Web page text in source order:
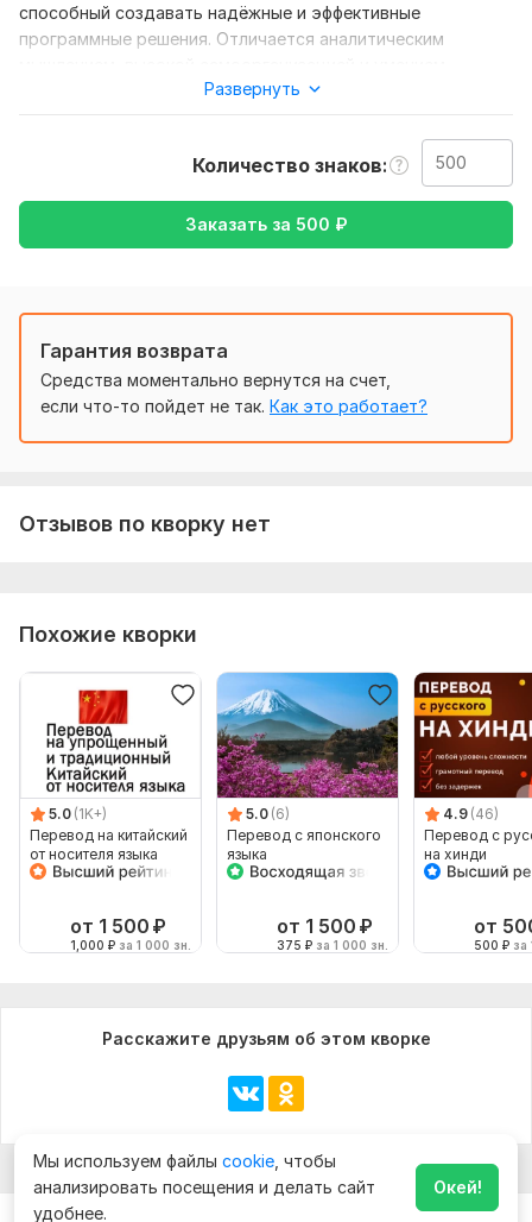
способный создавать надёжные и эффективные
программные решения. Отличается аналитическим
работать как самостоятельно, так и в команде. Быстро
пути реализации задач. Его цель — не просто писать код,
а создавать удобные, стабильные и современные
постараюсь все сделать в лучшем виде если не вам
понравилось смогу переделать под ваши требования
Другое
с Английского на Русский
Развернуть
Количество знаков
Заказать за 500 ₽
Гарантия возврата
Средства моментально вернутся на счет,
если что-то пойдет не так. Как это работает?
Отзывов по кворку нет
Похожие кворки
5.0 (1K+)
Перевод на китайский
от носителя языка
от 1 500 ₽
1,000 ₽ за 1 000 зн.
5.0 (6)
Перевод с японского
языка
от 1 500 ₽
375 ₽ за 1 000 зн.
4.9 (46)
Перевод с
на хинди
от
500 ₽ за
Расскажите друзьям об этом кворке
Мы используем файлы cookie , чтобы
анализировать посещения и делать сайт
удобнее.
Окей!